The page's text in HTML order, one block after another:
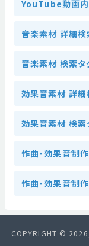
YouTube動画
音楽素材 詳細検
音楽素材 検索タ
効果音素材 詳細
効果音素材 検索
作曲・効果音制
作曲・効果音制
COPYRIGHT ©